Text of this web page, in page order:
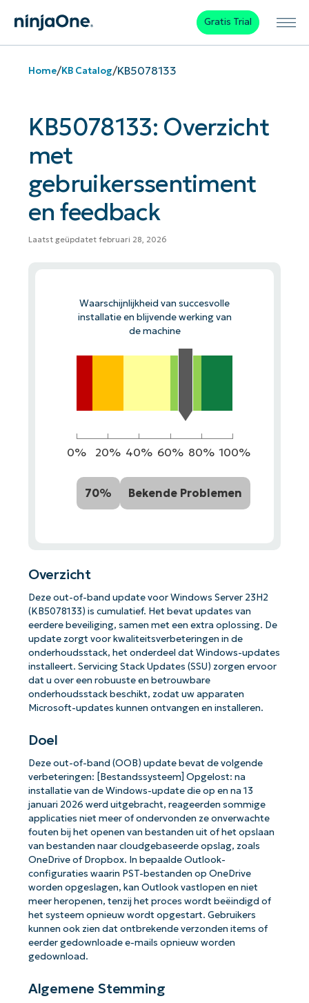
Gratis Trial
Home/KB Catalog/KB5078133
KB5078133: Overzicht
met
gebruikerssentiment
en feedback
Laatst geüpdatet februari 28, 2026
Waarschijnlijkheid van succesvolle
installatie en blijvende werking van
de machine
0% 20% 40% 60% 80% 100%
70% Bekende Problemen
Overzicht
Deze out-of-band update voor Windows Server 23H2
(KB5078133) is cumulatief. Het bevat updates van
eerdere beveiliging, samen met een extra oplossing. De
update zorgt voor kwaliteitsverbeteringen in de
onderhoudsstack, het onderdeel dat Windows-updates
installeert. Servicing Stack Updates (SSU) zorgen ervoor
dat u over een robuuste en betrouwbare
onderhoudsstack beschikt, zodat uw apparaten
Microsoft-updates kunnen ontvangen en installeren.
Doel
Deze out-of-band (OOB) update bevat de volgende
verbeteringen: [Bestandssysteem] Opgelost: na
installatie van de Windows-update die op en na 13
januari 2026 werd uitgebracht, reageerden sommige
applicaties niet meer of ondervonden ze onverwachte
fouten bij het openen van bestanden uit of het opslaan
van bestanden naar cloudgebaseerde opslag, zoals
OneDrive of Dropbox. In bepaalde Outlook-
configuraties waarin PST-bestanden op OneDrive
worden opgeslagen, kan Outlook vastlopen en niet
meer heropenen, tenzij het proces wordt beëindigd of
het systeem opnieuw wordt opgestart. Gebruikers
kunnen ook zien dat ontbrekende verzonden items of
eerder gedownloade e-mails opnieuw worden
gedownload.
Algemene Stemming